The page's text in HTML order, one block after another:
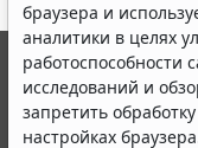
браузера и
аналитики в целях
работоспособности
исследований и
запретить
настройках
© ООО "НПП "ГАРАНТ-
выпускается с 1990
являются